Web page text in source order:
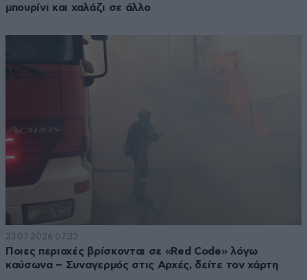
μπουρίνι και χαλάζι σε άλλο
23·07·2026 07:32
Ποιες περιοχές βρίσκονται σε «Red Code» λόγω
καύσωνα – Συναγερμός στις Αρχές, δείτε τον χάρτη